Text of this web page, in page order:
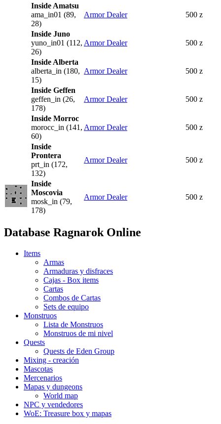
Inside Amatsu
ama_in01 (89,
28)
Armor Dealer 500 z
Inside Juno
yuno_in01 (112,
26)
Armor Dealer 500 z
Inside Alberta
alberta_in (180,
15)
Armor Dealer 500 z
Inside Geffen
geffen_in (26,
178)
Armor Dealer 500 z
Inside Morroc
morocc_in (141,
60)
Armor Dealer 500 z
Inside
Prontera
prt_in (172,
132)
Armor Dealer 500 z
Inside
Moscovia
mosk_in (79,
178)
Armor Dealer 500 z
Database Ragnarok Online
Items
Armas
Armaduras y disfraces
Cajas - Box items
Cartas
Combos de Cartas
Sets de equipo
Monstruos
Lista de Monstruos
Monstruos de mi nivel
Quests
Quests de Eden Group
Mixing - creación
Mascotas
Mercenarios
Mapas y dungeons
World map
NPC y vendedores
WoE: Treasure box y mapas